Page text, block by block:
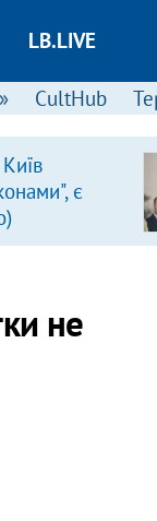
LB.LIVE
CultHub
є
не